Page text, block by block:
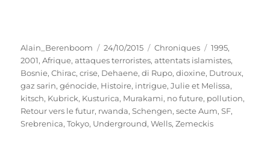
Auteur
Alain_Berenboom
Publié
le
24/10/2015 Catégories
Chroniques Étiquettes
1995,
2001,Afrique,attaques terroristes,attentats islamistes,
Bosnie,Chirac,crise, Dehaene,di Rupo,dioxine, Dutroux,
gaz sarin,génocide, Histoire, intrigue,Julie et Melissa,
kitsch, Kubrick, Kusturica, Murakami, no future, pollution,
Retour vers le futur, rwanda,Schengen,secte Aum,SF,
Srebrenica,Tokyo, Underground,Wells,Zemeckis